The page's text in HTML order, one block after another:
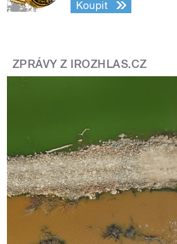
Koupit
ZPRÁVY Z IROZHLAS.CZ